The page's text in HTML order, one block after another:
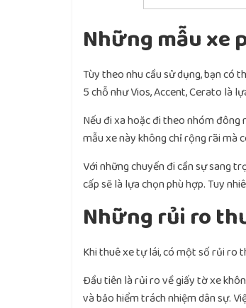
Những mẫu xe
Tùy theo nhu cầu sử dụng, bạn có
5 chỗ như Vios, Accent, Cerato là
Nếu đi xa hoặc đi theo nhóm đông
mẫu xe này không chỉ rộng rãi mà
Với những chuyến đi cần sự sang
cấp sẽ là lựa chọn phù hợp. Tuy
Những rủi ro
Khi thuê xe tự lái, có một số rủi ro
Đầu tiên là rủi ro về giấy tờ xe
và bảo hiểm trách nhiệm dân sự.